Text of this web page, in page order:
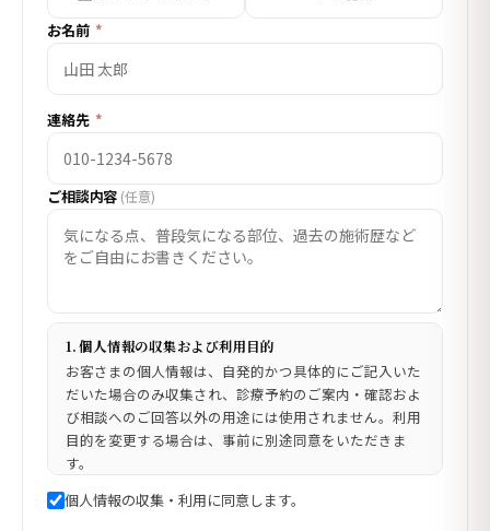
お名前 *
連絡先 *
ご相談内容 (任意)
1. 個人情報の収集および利用目的
お客さまの個人情報は、自発的かつ具体的にご記入いた
だいた場合のみ収集され、診療予約のご案内・確認およ
び相談へのご回答以外の用途には使用されません。利用
目的を変更する場合は、事前に別途同意をいただきま
す。
2. 収集項目
個人情報の収集・利用に同意します。